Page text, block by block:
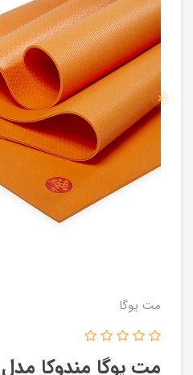
مت یوگا
مت یوگا مندوکا مدل